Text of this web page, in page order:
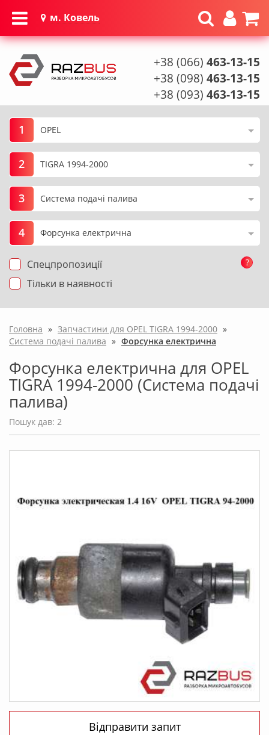
м. Ковель
+38 (066) 463-13-15
+38 (098) 463-13-15
+38 (093) 463-13-15
1
2
3
4
Спецпропозиції
Тільки в наявності
?
Головна » Запчастини для OPEL TIGRA 1994-2000 »
Система подачі палива » Форсунка електрична
Форсунка електрична для OPEL
TIGRA 1994-2000 (Система подачі
палива)
Пошук дав: 2
Відправити запит